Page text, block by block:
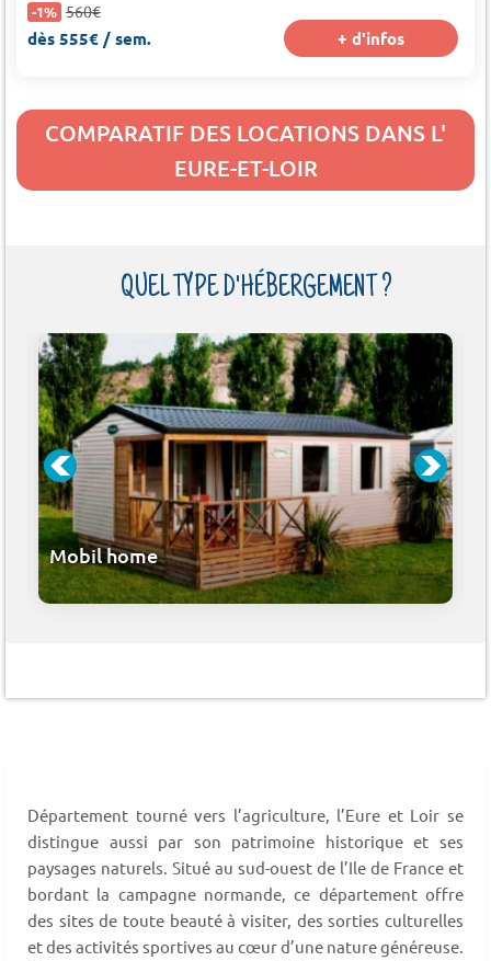
-1% 560€
dès 555€ / sem. + d'infos
COMPARATIF DES LOCATIONS DANS L'
EURE-ET-LOIR
QUEL TYPE D'HÉBERGEMENT ?
Mobil home
Département tourné vers l’agriculture, l’Eure et Loir se
distingue aussi par son patrimoine historique et ses
paysages naturels. Situé au sud-ouest de l’Ile de France et
bordant la campagne normande, ce département offre
des sites de toute beauté à visiter, des sorties culturelles
et des activités sportives au cœur d’une nature généreuse.